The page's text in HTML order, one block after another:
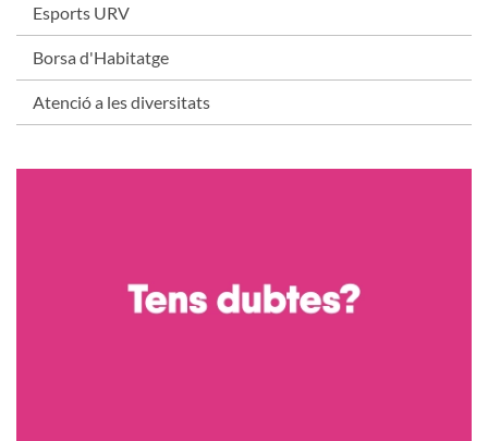
Esports URV
Borsa d'Habitatge
Atenció a les diversitats